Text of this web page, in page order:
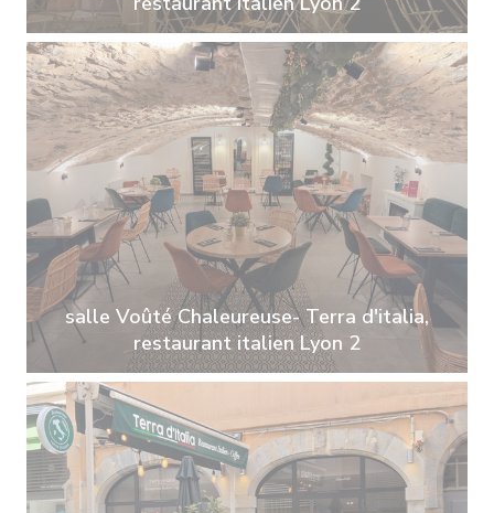
salle Voûté Chaleureuse- Terra d'italia,
restaurant italien Lyon 2